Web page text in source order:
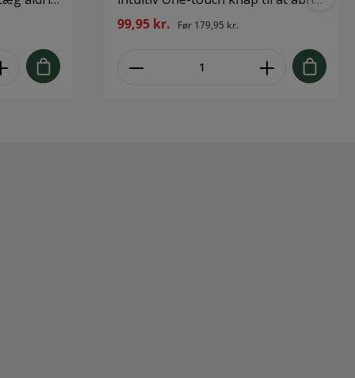
med
3,5 cm
flasken. Ét låg, ingen løse dele, der
kan blive væk. Tryk på knappen
flasken er 100% spild- og
lækagesikker. Perfekt til at have
99,95 kr. Før 179,95 kr.